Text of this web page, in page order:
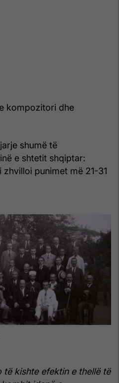
kompozitori dhe
shumë të
e shtetit shqiptar:
zhvilloi punimet më 21-31
të kishte efektin e thellë të